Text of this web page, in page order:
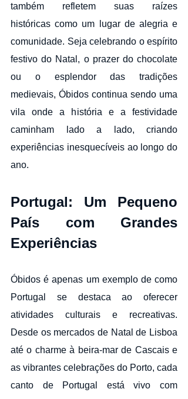
também refletem suas raízes
históricas como um lugar de alegria e
comunidade. Seja celebrando o espírito
festivo do Natal, o prazer do chocolate
ou o esplendor das tradições
medievais, Óbidos continua sendo uma
vila onde a história e a festividade
caminham lado a lado, criando
experiências inesquecíveis ao longo do
ano.
Portugal: Um Pequeno
País com Grandes
Experiências
Óbidos é apenas um exemplo de como
Portugal se destaca ao oferecer
atividades culturais e recreativas.
Desde os mercados de Natal de Lisboa
até o charme à beira-mar de Cascais e
as vibrantes celebrações do Porto, cada
canto de Portugal está vivo com